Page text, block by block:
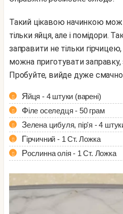
Такий цікавою начинкою можна фарширувати не
тільки яйця, але і помідори.
заправити не тільки
можна приготувати
Пробуйте, вийде дуже
Яйця - 4 штуки (варені)
Філе оселедця - 50 грам
Зелена цибуля, пір'я - 4
Гірчичний - 1 Ст. Ложка
Рослинна олія - 1 Ст. Ложка